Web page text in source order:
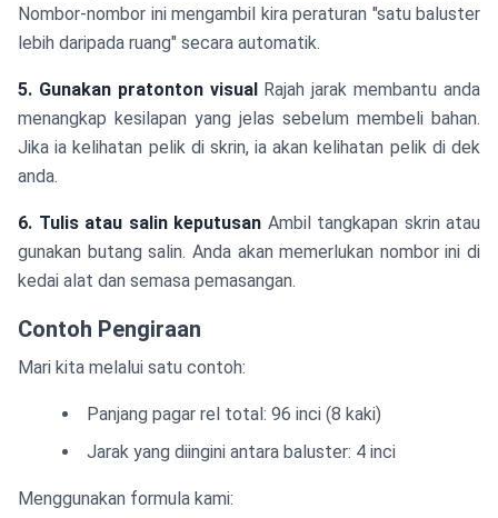
Nombor-nombor ini mengambil kira peraturan "satu baluster
lebih daripada ruang" secara automatik.
5. Gunakan pratonton visual
Rajah jarak membantu anda
menangkap kesilapan yang jelas sebelum membeli bahan.
Jika ia kelihatan pelik di skrin, ia akan kelihatan pelik di dek
anda.
6. Tulis atau salin keputusan Ambil tangkapan skrin atau
gunakan butang salin. Anda akan memerlukan nombor ini di
kedai alat dan semasa pemasangan.
Contoh Pengiraan
Mari kita melalui satu contoh:
Panjang pagar rel total: 96 inci (8 kaki)
Jarak yang diingini antara baluster: 4 inci
Menggunakan formula kami: